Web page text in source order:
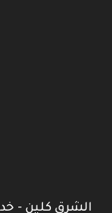
الشرق كلين -